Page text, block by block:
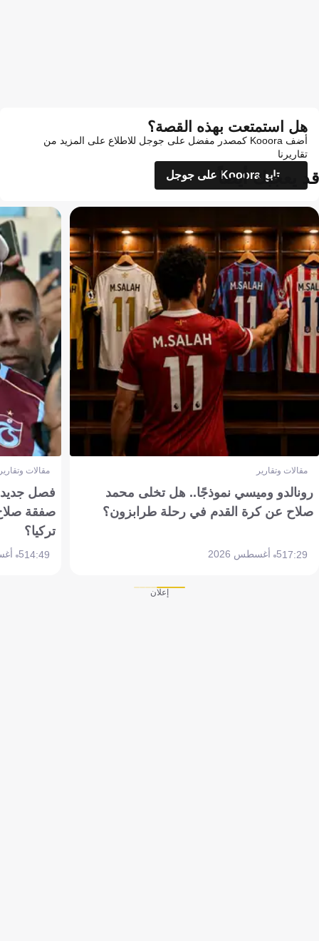
هل استمتعت بهذه القصة؟
أضف Kooora كمصدر مفضل على جوجل للاطلاع على المزيد من
تقاريرنا
تابع Kooora على جوجل
قد يعجبك أيضاً
مقالات وتقارير
رونالدو وميسي نموذجًا.. هل تخلى محمد
صلاح عن كرة القدم في رحلة طرابزون؟
17:295 أغسطس 2026
مقالات
فصل جديد
صفقة
تركيا؟
14:495 أغسطس 2026
إعلان